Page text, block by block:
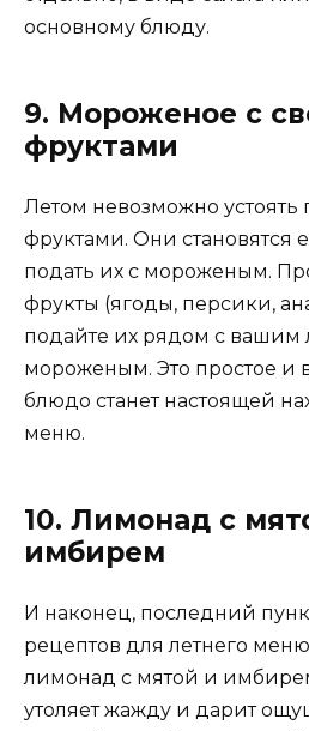
основному блюду.
9. Мороженое с
фруктами
Летом невозможно
фруктами. Они становятся
подать их с мороженым.
фрукты (ягоды, персики,
подайте их рядом с
мороженым. Это простое и
блюдо станет настоящей
меню.
10. Лимонад с
имбирем
И наконец, последний
рецептов для летнего
лимонад с мятой и
утоляет жажду и дарит